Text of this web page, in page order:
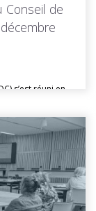
Conseil de
s’est réuni en
LIRE LA SUITE